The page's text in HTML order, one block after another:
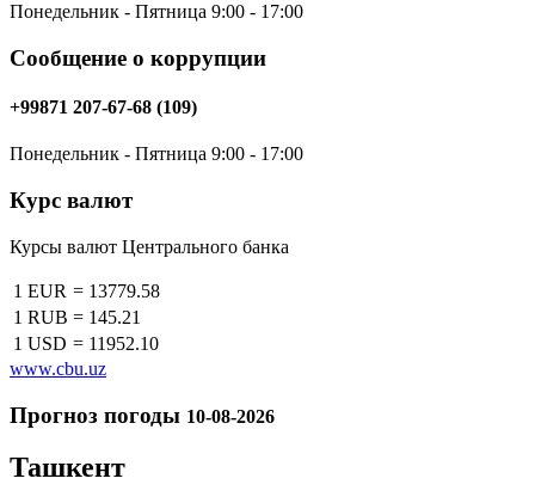
Понедельник - Пятница 9:00 - 17:00
Сообщение о коррупции
+99871 207-67-68 (109)
Понедельник - Пятница 9:00 - 17:00
Курс валют
Курсы валют Центрального банка
1 EUR = 13779.58
1 RUB = 145.21
1 USD = 11952.10
www.cbu.uz
Прогноз погоды 10-08-2026
Ташкент